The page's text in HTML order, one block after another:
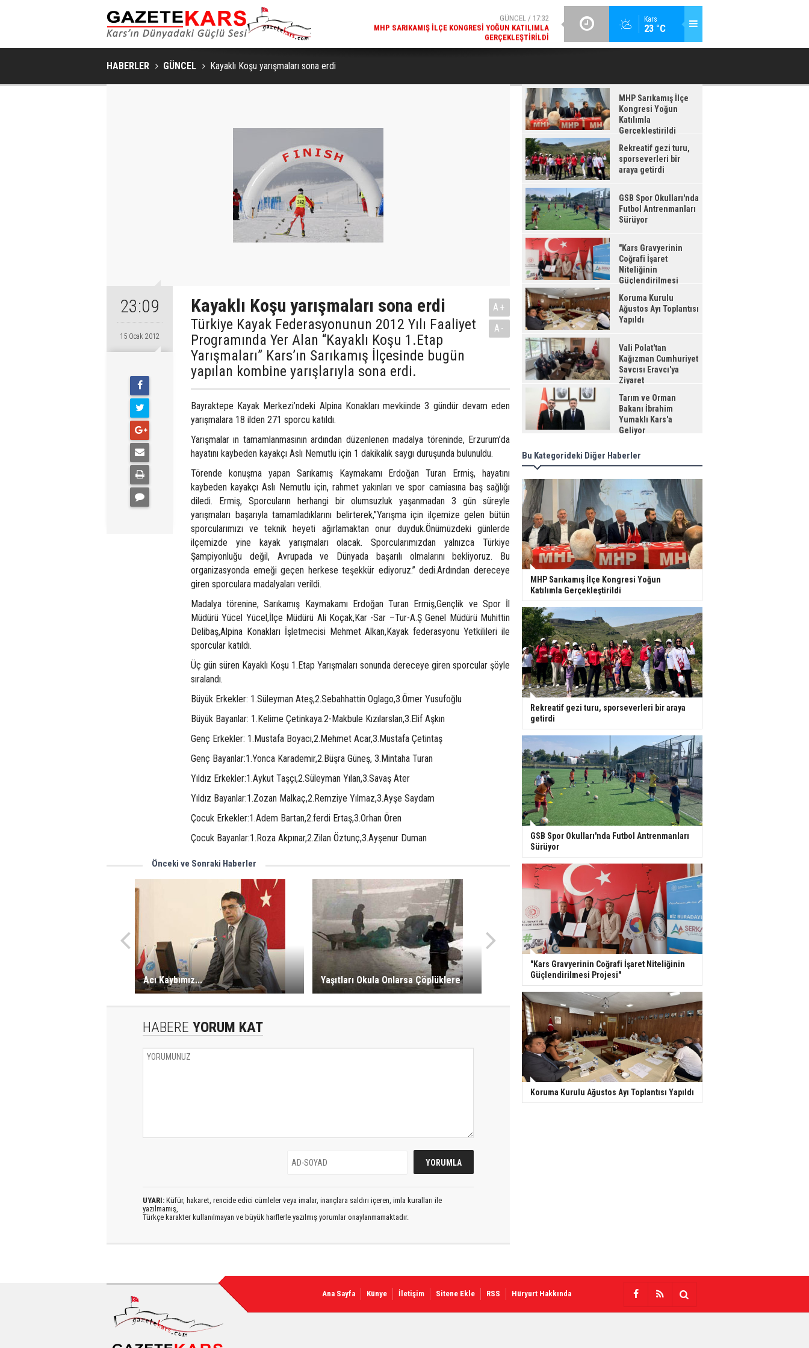
Kars
23 °C
GÜNCEL / 17:08
REKREATIF GEZI TURU, SPORSEVERLERI BIR ARAYA GETIRDI
GSB SPOR OKULLARI'NDA FUTBOL ANTRENMANLARI SÜRÜYOR
HABERLER GÜNCEL Kayaklı Koşu yarışmaları sona erdi
23:09
15 Ocak 2012
Kayaklı Koşu yarışmaları sona erdi
Türkiye Kayak Federasyonunun 2012 Yılı Faaliyet
Programında Yer Alan “Kayaklı Koşu 1.Etap
Yarışmaları” Kars’ın Sarıkamış İlçesinde bugün
yapılan kombine yarışlarıyla sona erdi.
A+
A-
Bayraktepe Kayak Merkezi’ndeki Alpina Konakları mevkiinde 3 gündür devam eden
yarışmalara 18 ilden 271 sporcu katıldı.
Yarışmalar ın tamamlanmasının ardından düzenlenen madalya töreninde, Erzurum’da
hayatını kaybeden kayakçı Aslı Nemutlu için 1 dakikalık saygı duruşunda bulunuldu.
Törende konuşma yapan Sarıkamış Kaymakamı Erdoğan Turan Ermiş, hayatını
kaybeden kayakçı Aslı Nemutlu için, rahmet yakınları ve spor camiasına baş sağlığı
diledi. Ermiş, Sporcuların herhangi bir olumsuzluk yaşanmadan 3 gün süreyle
yarışmaları başarıyla tamamladıklarını belirterek,”Yarışma için ilçemize gelen bütün
sporcularımızı ve teknik heyeti ağırlamaktan onur duyduk.Önümüzdeki günlerde
ilçemizde yine kayak yarışmaları olacak. Sporcularımızdan yalnızca Türkiye
Şampiyonluğu değil, Avrupada ve Dünyada başarılı olmalarını bekliyoruz. Bu
organizasyonda emeği geçen herkese teşekkür ediyoruz.” dedi.Ardından dereceye
giren sporculara madalyaları verildi.
Madalya törenine, Sarıkamış Kaymakamı Erdoğan Turan Ermiş,Gençlik ve Spor İl
Müdürü Yücel Yücel,İlçe Müdürü Ali Koçak,Kar -Sar –Tur-A.Ş Genel Müdürü Muhittin
Delibaş,Alpina Konakları İşletmecisi Mehmet Alkan,Kayak federasyonu Yetkilileri ile
sporcular katıldı.
Üç gün süren Kayaklı Koşu 1.Etap Yarışmaları sonunda dereceye giren sporcular şöyle
sıralandı.
Büyük Erkekler: 1.Süleyman Ateş,2.Sebahhattin Oglago,3.Ömer Yusufoğlu
Büyük Bayanlar: 1.Kelime Çetinkaya.2-Makbule Kızılarslan,3.Elif Aşkın
Genç Erkekler: 1.Mustafa Boyacı,2.Mehmet Acar,3.Mustafa Çetintaş
Genç Bayanlar:1.Yonca Karademir,2.Büşra Güneş, 3.Mintaha Turan
Yıldız Erkekler:1.Aykut Taşçı,2.Süleyman Yılan,3.Savaş Ater
Yıldız Bayanlar:1.Zozan Malkaç,2.Remziye Yılmaz,3.Ayşe Saydam
Çocuk Erkekler:1.Adem Bartan,2.ferdi Ertaş,3.Orhan Ören
Çocuk Bayanlar:1.Roza Akpınar,2.Zilan Öztunç,3.Ayşenur Duman
Önceki ve Sonraki Haberler
Acı Kaybımız... Yaşıtları Okula Onlarsa Çöplüklere
HABERE YORUM KAT
UYARI: Küfür, hakaret, rencide edici cümleler veya imalar, inançlara saldırı içeren, imla kuralları ile
yazılmamış,
Türkçe karakter kullanılmayan ve büyük harflerle yazılmış yorumlar onaylanmamaktadır.
MHP Sarıkamış İlçe
Kongresi Yoğun
Katılımla
Gerçekleştirildi
Rekreatif gezi turu,
sporseverleri bir
araya getirdi
GSB Spor Okulları'nda
Futbol Antrenmanları
Sürüyor
"Kars Gravyerinin
Coğrafi İşaret
Niteliğinin
Güçlendirilmesi
Projesi"
Koruma Kurulu
Ağustos Ayı Toplantısı
Yapıldı
Vali Polat'tan
Kağızman Cumhuriyet
Savcısı Eravcı'ya
Ziyaret
Tarım ve Orman
Bakanı İbrahim
Yumaklı Kars'a
Geliyor
Bu Kategorideki Diğer Haberler
MHP Sarıkamış İlçe Kongresi Yoğun
Katılımla Gerçekleştirildi
Rekreatif gezi turu, sporseverleri bir araya
getirdi
GSB Spor Okulları'nda Futbol Antrenmanları
Sürüyor
"Kars Gravyerinin Coğrafi İşaret Niteliğinin
Güçlendirilmesi Projesi"
Koruma Kurulu Ağustos Ayı Toplantısı Yapıldı
Ana Sayfa Künye İletişim Sitene Ekle RSS Hüryurt Hakkında